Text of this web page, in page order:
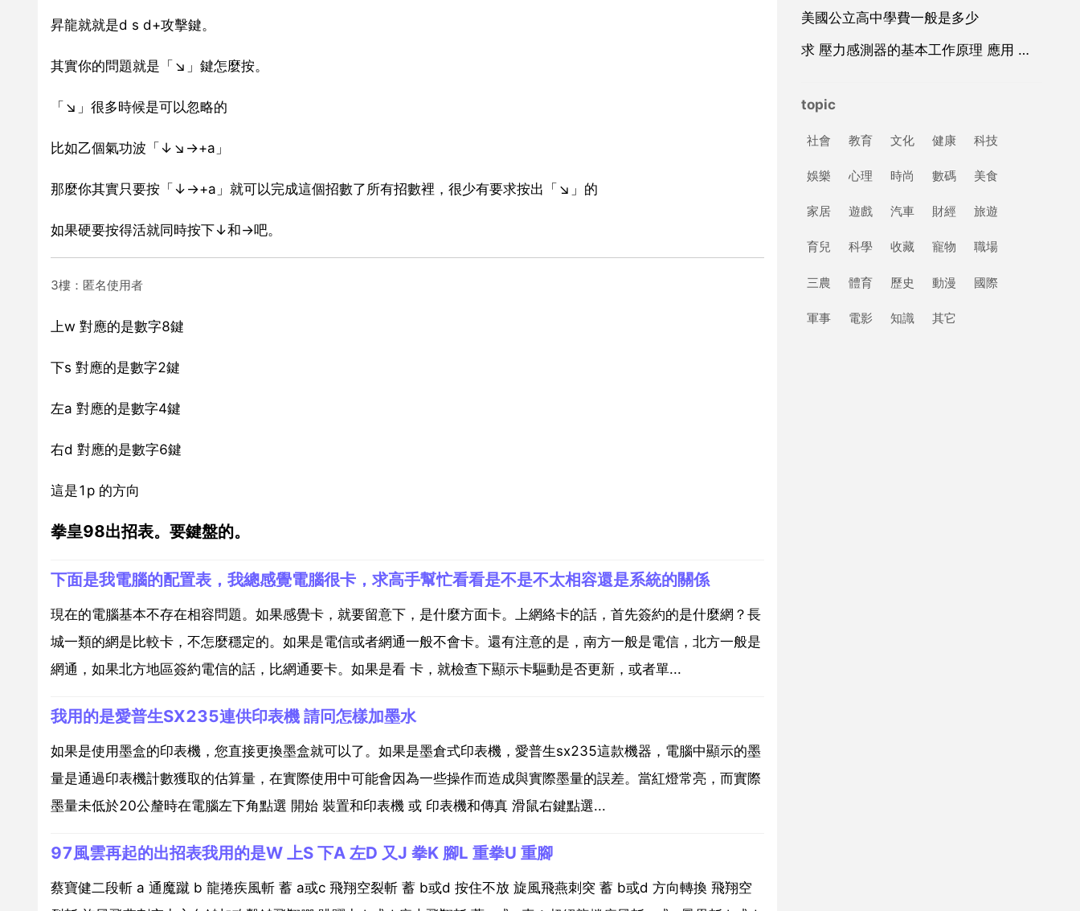
昇龍就就是d s d+攻擊鍵。
其實你的問題就是「↘」鍵怎麼按。
「↘」很多時候是可以忽略的
比如乙個氣功波「↓↘→+a」
那麼你其實只要按「↓→+a」就可以完成這個招數了所有招數裡，很少有要求按出「↘」的
如果硬要按得活就同時按下↓和→吧。
3樓：匿名使用者
上w 對應的是數字8鍵
下s 對應的是數字2鍵
左a 對應的是數字4鍵
右d 對應的是數字6鍵
這是1p 的方向
拳皇98出招表。要鍵盤的。
下面是我電腦的配置表，我總感覺電腦很卡，求高手幫忙看看是不是不太相容還是系統的關係
現在的電腦基本不存在相容問題。如果感覺卡，就要留意下，是什麼方面卡。上網絡卡的話，首先簽約的是什麼網？長
城一類的網是比較卡，不怎麼穩定的。如果是電信或者網通一般不會卡。還有注意的是，南方一般是電信，北方一般是
網通，如果北方地區簽約電信的話，比網通要卡。如果是看 卡，就檢查下顯示卡驅動是否更新，或者單...
我用的是愛普生SX235連供印表機 請冋怎樣加墨水
如果是使用墨盒的印表機，您直接更換墨盒就可以了。如果是墨倉式印表機，愛普生sx235這款機器，電腦中顯示的墨
量是通過印表機計數獲取的估算量，在實際使用中可能會因為一些操作而造成與實際墨量的誤差。當紅燈常亮，而實際
墨量未低於20公釐時在電腦左下角點選 開始 裝置和印表機 或 印表機和傳真 滑鼠右鍵點選...
97風雲再起的出招表我用的是W 上S 下A 左D 又J 拳K 腳L 重拳U 重腳
蔡寶健二段斬 a 通魔蹴 b 龍捲疾風斬 蓄 a或c 飛翔空裂斬 蓄 b或d 按住不放 旋風飛燕刺突 蓄 b或d 方向轉換 飛翔空
美國公立高中學費一般是多少
求 壓力感測器的基本工作原理 應用 和設計 方面的資料
topic
社會 教育 文化 健康 科技
娛樂 心理 時尚 數碼 美食
家居 遊戲 汽車 財經 旅遊
育兒 科學 收藏 寵物 職場
三農 體育 歷史 動漫 國際
軍事 電影 知識 其它